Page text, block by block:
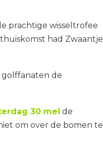
prachtige wisseltrofee
had Zwaantje
golffanaten de
30 mei de
om over de bomen te